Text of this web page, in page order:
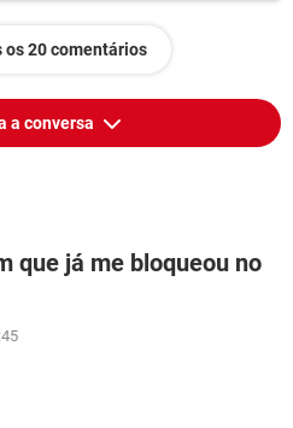
os 20 comentários
a conversa
que já me bloqueou no